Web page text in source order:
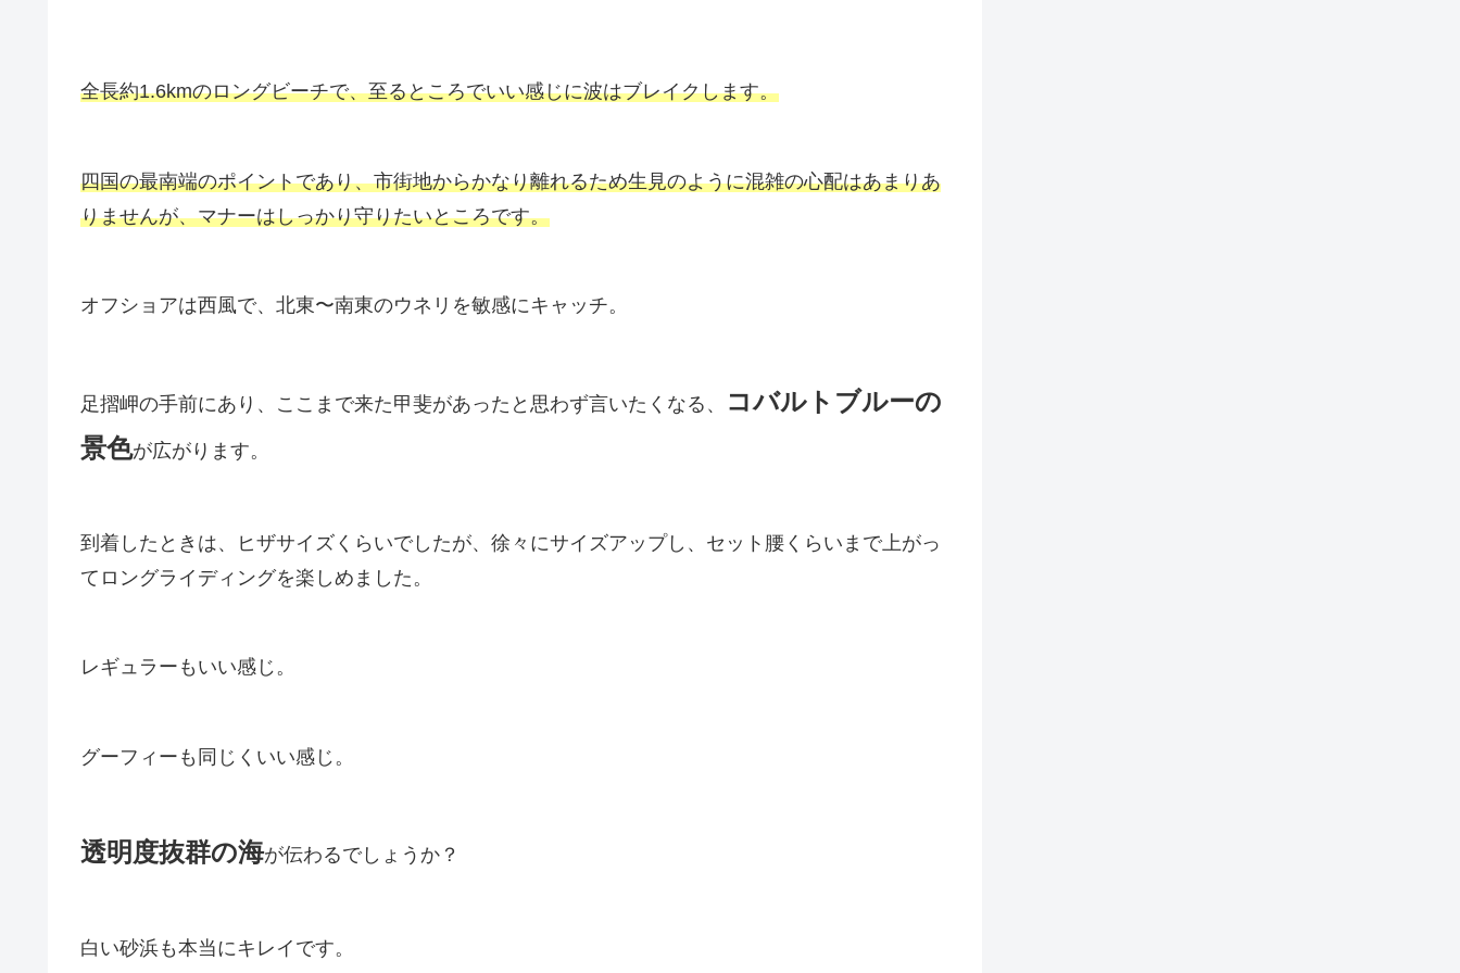
全長約1.6kmのロングビーチで、至るところでいい感じに波はブレイクします。
四国の最南端のポイントであり、市街地からかなり離れるため生見のように混雑の心配はあまりあ
りませんが、マナーはしっかり守りたいところです。
オフショアは西風で、北東〜南東のウネリを敏感にキャッチ。
足摺岬の手前にあり、ここまで来た甲斐があったと思わず言いたくなる、
コバルトブルーの
景色が広がります。
到着したときは、ヒザサイズくらいでしたが、徐々にサイズアップし、セット腰くらいまで上がっ
てロングライディングを楽しめました。
レギュラーもいい感じ。
グーフィーも同じくいい感じ。
透明度抜群の海が伝わるでしょうか？
白い砂浜も本当にキレイです。